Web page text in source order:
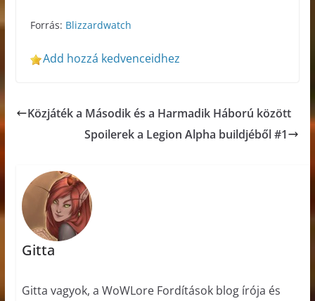
Forrás: Blizzardwatch
Add hozzá kedvenceidhez
Közjáték a Második és a Harmadik Háború között
Spoilerek a Legion Alpha buildjéből #1
Gitta
Gitta vagyok, a WoWLore Fordítások blog írója és